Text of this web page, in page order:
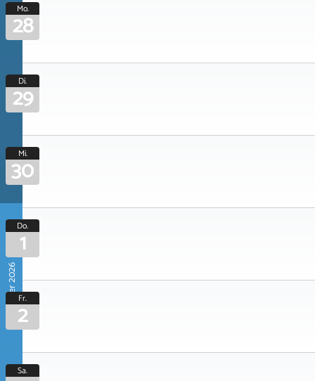
Mo.
28
Di.
29
Mi.
30
Oktober 2026
Do.
1
Fr.
2
Sa.